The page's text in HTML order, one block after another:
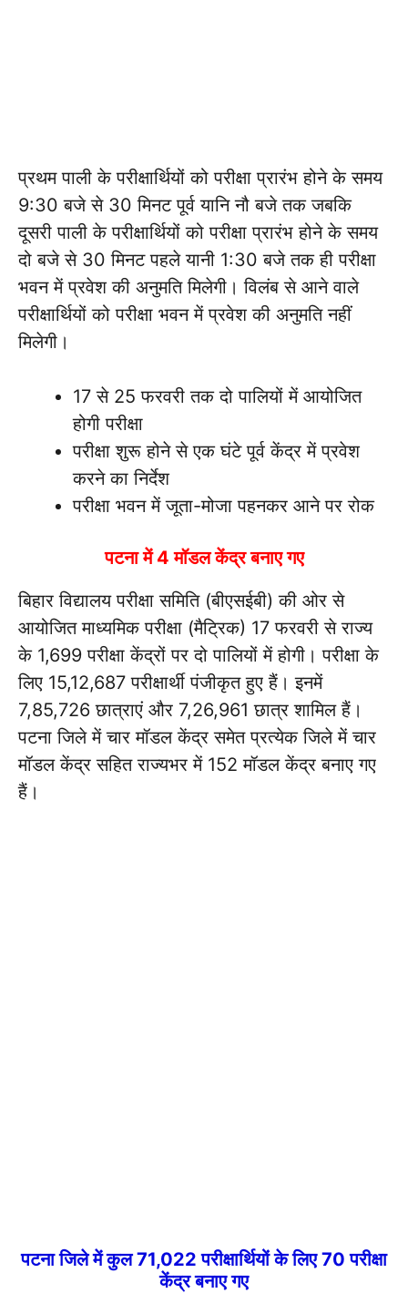
प्रथम पाली के परीक्षार्थियों को परीक्षा प्रारंभ होने के समय
9:30 बजे से 30 मिनट पूर्व यानि नौ बजे तक जबकि
दूसरी पाली के परीक्षार्थियों को परीक्षा प्रारंभ होने के समय
दो बजे से 30 मिनट पहले यानी 1:30 बजे तक ही परीक्षा
भवन में प्रवेश की अनुमति मिलेगी। विलंब से आने वाले
परीक्षार्थियों को परीक्षा भवन में प्रवेश की अनुमति नहीं
मिलेगी।
17 से 25 फरवरी तक दो पालियों में आयोजित
होगी परीक्षा
परीक्षा शुरू होने से एक घंटे पूर्व केंद्र में प्रवेश
करने का निर्देश
परीक्षा भवन में जूता-मोजा पहनकर आने पर रोक
पटना में 4 मॉडल केंद्र बनाए गए
बिहार विद्यालय परीक्षा समिति (बीएसईबी) की ओर से
आयोजित माध्यमिक परीक्षा (मैट्रिक) 17 फरवरी से राज्य
के 1,699 परीक्षा केंद्रों पर दो पालियों में होगी। परीक्षा के
लिए 15,12,687 परीक्षार्थी पंजीकृत हुए हैं। इनमें
7,85,726 छात्राएं और 7,26,961 छात्र शामिल हैं।
पटना जिले में चार मॉडल केंद्र समेत प्रत्येक जिले में चार
मॉडल केंद्र सहित राज्यभर में 152 मॉडल केंद्र बनाए गए
हैं।
पटना जिले में कुल 71,022 परीक्षार्थियों के लिए 70 परीक्षा
केंद्र बनाए गए